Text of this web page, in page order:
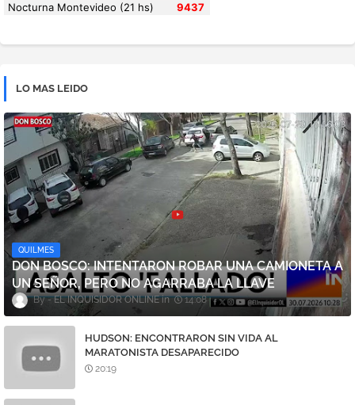
LO MAS LEIDO
QUILMES
DON BOSCO: INTENTARON ROBAR UNA CAMIONETA A
UN SEÑOR, PERO NO AGARRABA LA LLAVE
EL INQUISIDOR ONLINE 14:08
HUDSON: ENCONTRARON SIN VIDA AL
MARATONISTA DESAPARECIDO
20:19